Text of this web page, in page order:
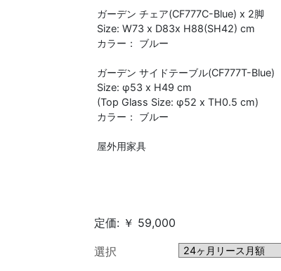
ガーデン チェア(CF777C-Blue) x 2脚
Size: W73 x D83x H88(SH42) cm
カラー： ブルー
ガーデン サイドテーブル(CF777T-Blue)
Size: φ53 x H49 cm
(Top Glass Size: φ52 x TH0.5 cm)
カラー： ブルー
屋外用家具
定価: ￥ 59,000
選択